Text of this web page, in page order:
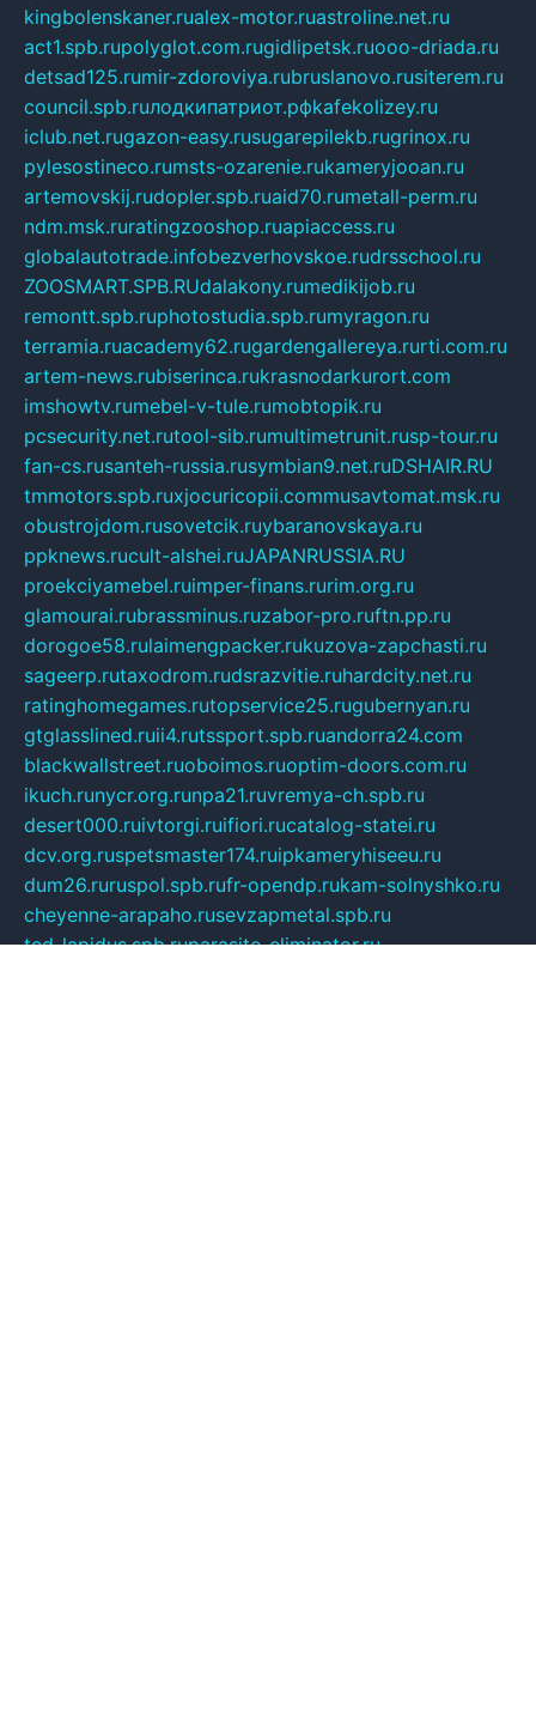
kingbolenskaner.rualex-motor.ruastroline.net.ru
act1.spb.rupolyglot.com.rugidlipetsk.ruooo-driada.ru
detsad125.rumir-zdoroviya.rubruslanovo.rusiterem.ru
council.spb.ruлодкипатриот.рфkafekolizey.ru
iclub.net.rugazon-easy.rusugarepilekb.rugrinox.ru
pylesostineco.rumsts-ozarenie.rukameryjooan.ru
artemovskij.rudopler.spb.ruaid70.rumetall-perm.ru
ndm.msk.ruratingzooshop.ruapiaccess.ru
globalautotrade.infobezverhovskoe.rudrsschool.ru
ZOOSMART.SPB.RUdalakony.rumedikijob.ru
remontt.spb.ruphotostudia.spb.rumyragon.ru
terramia.ruacademy62.rugardengallereya.rurti.com.ru
artem-news.rubiserinca.rukrasnodarkurort.com
imshowtv.rumebel-v-tule.rumobtopik.ru
pcsecurity.net.rutool-sib.rumultimetrunit.rusp-tour.ru
fan-cs.rusanteh-russia.rusymbian9.net.ruDSHAIR.RU
tmmotors.spb.ruxjocuricopii.commusavtomat.msk.ru
obustrojdom.rusovetcik.ruybaranovskaya.ru
ppknews.rucult-alshei.ruJAPANRUSSIA.RU
proekciyamebel.ruimper-finans.rurim.org.ru
glamourai.rubrassminus.ruzabor-pro.ruftn.pp.ru
dorogoe58.rulaimengpacker.rukuzova-zapchasti.ru
sageerp.rutaxodrom.rudsrazvitie.ruhardcity.net.ru
ratinghomegames.rutopservice25.rugubernyan.ru
gtglasslined.ruii4.rutssport.spb.ruandorra24.com
blackwallstreet.ruoboimos.ruoptim-doors.com.ru
ikuch.runycr.org.runpa21.ruvremya-ch.spb.ru
desert000.ruivtorgi.ruifiori.rucatalog-statei.ru
dcv.org.ruspetsmaster174.ruipkameryhiseeu.ru
dum26.ruruspol.spb.rufr-opendp.rukam-solnyshko.ru
cheyenne-arapaho.rusevzapmetal.spb.ru
ted-lapidus.spb.ruparasite-eliminator.ru